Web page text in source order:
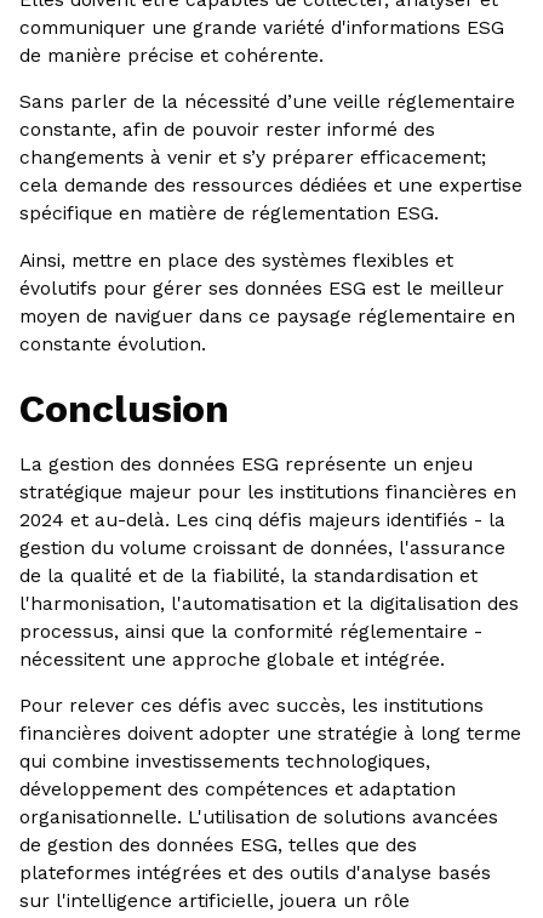
communiquer une grande variété d'informations ESG
de manière précise et cohérente.
Sans parler de la nécessité d’une veille réglementaire
constante, afin de pouvoir rester informé des
changements à venir et s’y préparer efficacement;
cela demande des ressources dédiées et une expertise
spécifique en matière de réglementation ESG.
Ainsi, mettre en place des systèmes flexibles et
évolutifs pour gérer ses données ESG est le meilleur
moyen de naviguer dans ce paysage réglementaire en
constante évolution.
Conclusion
La gestion des données ESG représente un enjeu
stratégique majeur pour les institutions financières en
2024 et au-delà. Les cinq défis majeurs identifiés - la
gestion du volume croissant de données, l'assurance
de la qualité et de la fiabilité, la standardisation et
l'harmonisation, l'automatisation et la digitalisation des
processus, ainsi que la conformité réglementaire -
nécessitent une approche globale et intégrée.
Pour relever ces défis avec succès, les institutions
financières doivent adopter une stratégie à long terme
qui combine investissements technologiques,
développement des compétences et adaptation
organisationnelle. L'utilisation de solutions avancées
de gestion des données ESG, telles que des
plateformes intégrées et des outils d'analyse basés
sur l'intelligence artificielle, jouera un rôle